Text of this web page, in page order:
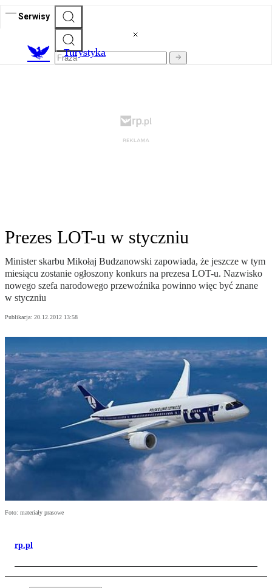
Serwisy
Turystyka
Prezes LOT-u w styczniu
Minister skarbu Mikołaj Budzanowski zapowiada, że jeszcze w tym
miesiącu zostanie ogłoszony konkurs na prezesa LOT-u. Nazwisko
nowego szefa narodowego przewoźnika powinno więc być znane
w styczniu
Publikacja: 20.12.2012 13:58
Foto: materiały prasowe
rp.pl